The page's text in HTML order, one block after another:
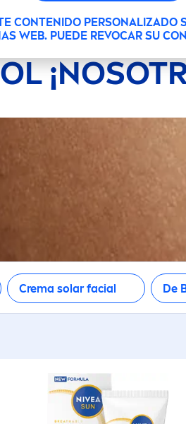
CONTENIDO PERSONALIZADO
WEB. PUEDE REVOCAR SU
Crema solar facial De